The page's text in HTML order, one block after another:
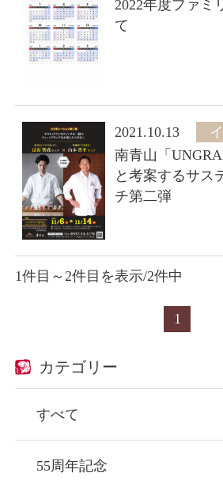
2022年度ファミ
て
2021.10.13
南青山「
と考案するサス
チ第二弾
1件目～2件目を表示/2件中
1
カテゴリー
すべて
55周年記念